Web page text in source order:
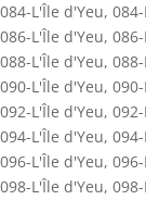
084-L'Île d'Yeu,
086-L'Île d'Yeu,
088-L'Île d'Yeu,
090-L'Île d'Yeu,
092-L'Île d'Yeu,
094-L'Île d'Yeu,
096-L'Île d'Yeu,
098-L'Île d'Yeu,